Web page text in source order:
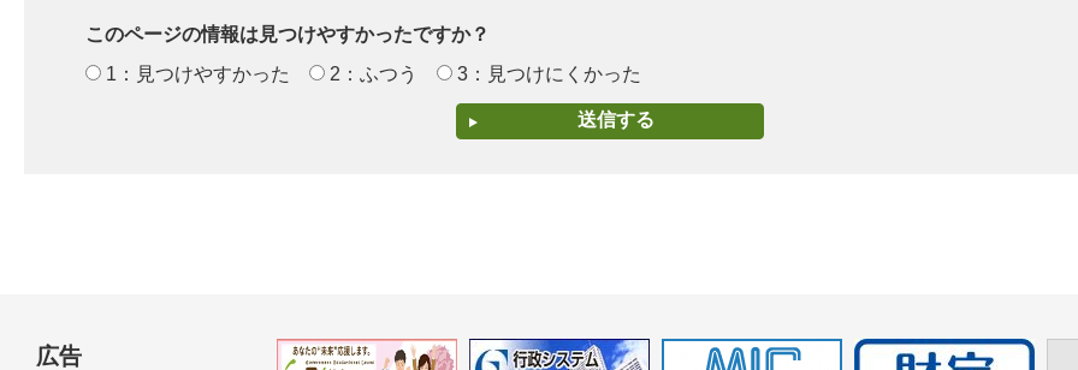
このページの情報は見つけやすかったですか？
1：見つけやすかった
2：ふつう 3：見つけにくかった
広告